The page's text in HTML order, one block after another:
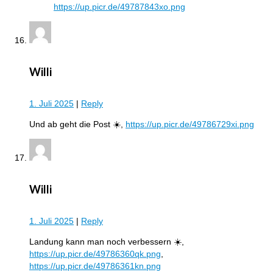
https://up.picr.de/49787843xo.png
Willi
1. Juli 2025 | Reply
Und ab geht die Post ☀️, https://up.picr.de/49786729xi.png
Willi
1. Juli 2025 | Reply
Landung kann man noch verbessern ☀️,
https://up.picr.de/49786360qk.png
https://up.picr.de/49786361kn.png